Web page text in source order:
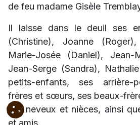
de feu madame Gisèle
Il laisse dans le deuil ses
(Christine), Joanne
Marie-Josée (Daniel),
Jean-Serge (Sandra),
petits-enfants, ses arrière-
frères et sœurs, ses beaux-
ses neveux et nièces, ainsi
et amis.